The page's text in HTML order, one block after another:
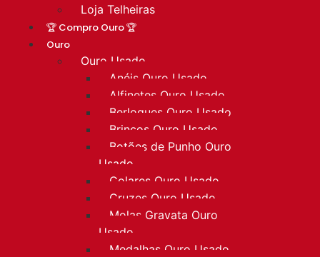
Loja Telheiras
🏆 Compro Ouro 🏆
Ouro
Ouro Usado
Anéis Ouro Usado
Alfinetes Ouro Usado
Berloques Ouro Usado
Brincos Ouro Usado
Botões de Punho Ouro
Usado
Colares Ouro Usado
Cruzes Ouro Usado
Molas Gravata Ouro
Usado
Medalhas Ouro Usado